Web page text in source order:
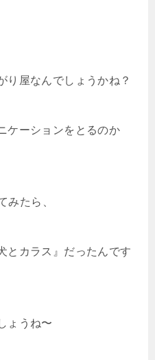
り屋なんでしょうかね？
ケーションをとるのか
みたら、
とカラス』だったんです
ょうね〜